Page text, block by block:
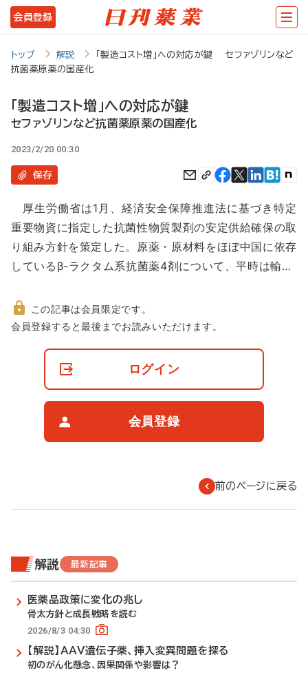
メ
イ
コ
テ
ツ
に
動
会員登録
トップ 解説
「製造コスト増」への対応が鍵 セファゾリンなど
抗菌薬原薬の国産化
「製造コスト増」への対応が鍵
セファゾリンなど抗菌薬原薬の国産化
2023/2/20 00:30
保存
厚生労働省は1月、経済安全保障推進法に基づき特定
重要物資に指定した抗菌性物質製剤の安定供給確保の取
り組み方針を策定した。原薬・原材料をほぼ中国に依存
しているβ-ラクタム系抗菌薬4剤について、平時は輸…
非
この記事は会員限定です。
会員登録すると最後までお読みいただけます。
ログイン
会員登録
前のページに戻る
解説 最新記事
医薬品政策に変化の兆し
骨太方針と成長戦略を読む
2026/8/3 04:30
【解説】AAV遺伝子薬、挿入変異問題を探る
初のがん化懸念、因果関係や影響は？